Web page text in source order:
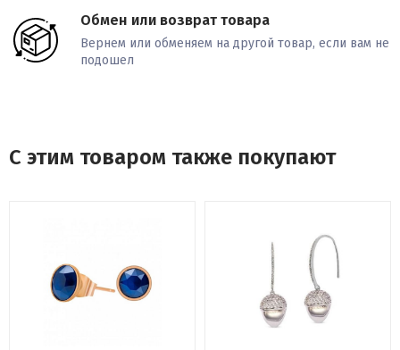
Обмен или возврат товара
Вернем или обменяем на другой товар, если вам не
подошел
С этим товаром также покупают